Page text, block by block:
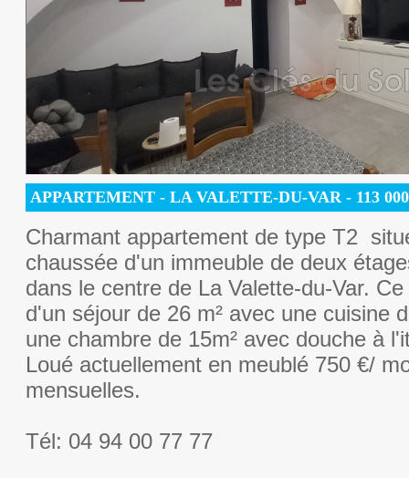
APPARTEMENT - LA VALETTE-DU-VAR - 113
Charmant appartement de type T2
chaussée d'un immeuble de deux
dans le centre de La Valette-du-Var.
d'un séjour de 26 m² avec une cuisine
une chambre de 15m² avec douche à
Loué actuellement en meublé 750 €/
mensuelles.
Tél: 04 94 00 77 77